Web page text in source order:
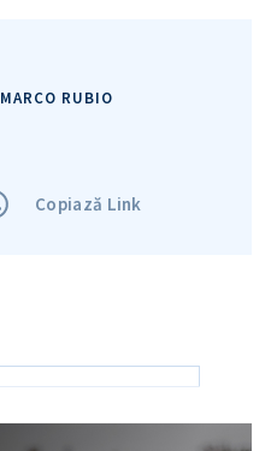
MARCO RUBIO
Copiază Link